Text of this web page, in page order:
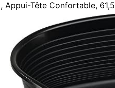
Appui-Tête Confortable,